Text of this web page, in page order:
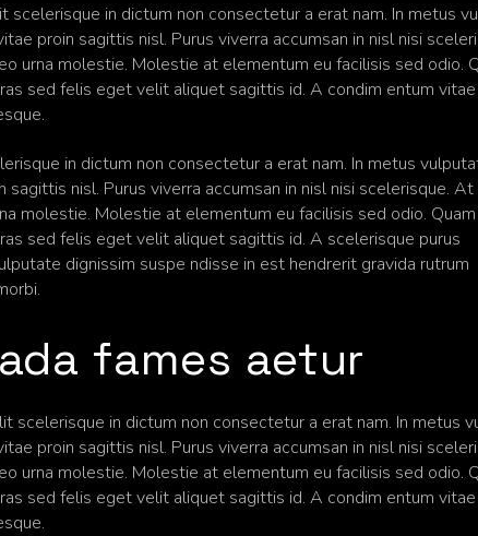
in dictum non consectetur a erat nam. In metus
proin sagittis nisl. Purus viverra accumsan in nisl nisi
urna molestie. Molestie at elementum eu facilisis sed odio.
sed felis eget velit aliquet sagittis id. A condim entum vitae
in dictum non consectetur a erat nam. In metus
nisl. Purus viverra accumsan in nisl nisi scelerisque. At
molestie. Molestie at elementum eu facilisis sed odio. Quam
sed felis eget velit aliquet sagittis id. A scelerisque purus
dignissim suspe ndisse in est hendrerit gravida rutrum
fames aetur
scelerisque in dictum non consectetur a erat nam. In metus
proin sagittis nisl. Purus viverra accumsan in nisl nisi
urna molestie. Molestie at elementum eu facilisis sed odio.
sed felis eget velit aliquet sagittis id. A condim entum vitae